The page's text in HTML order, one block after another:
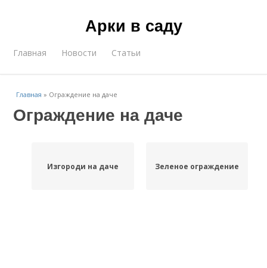
Арки в саду
Главная Новости Статьи
Главная » Ограждение на даче
Ограждение на даче
Изгороди на даче Зеленое ограждение